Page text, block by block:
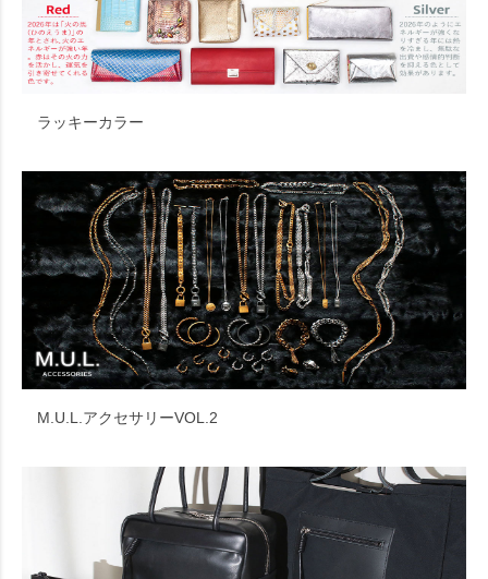
ラッキーカラー
M.U.L.アクセサリーVOL.2